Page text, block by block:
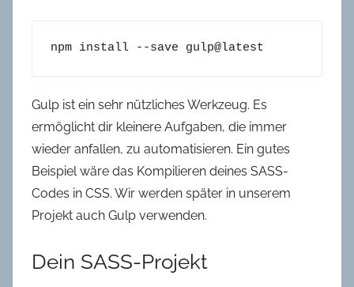
npm install --save gulp@latest
Gulp ist ein sehr nützliches Werkzeug. Es
ermöglicht dir kleinere Aufgaben, die immer
wieder anfallen, zu automatisieren. Ein gutes
Beispiel wäre das Kompilieren deines SASS-
Codes in CSS. Wir werden später in unserem
Projekt auch Gulp verwenden.
Dein SASS-Projekt